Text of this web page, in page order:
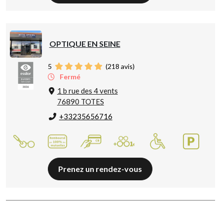
OPTIQUE EN SEINE
5 (218 avis)
Fermé
1 b rue des 4 vents
76890 TOTES
+33235656716
Prenez un rendez-vous